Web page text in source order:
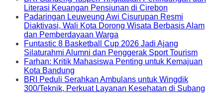
Literasi Keuangan Pensiunan di Cirebon
Padaringan Leuweung Awi Cisurupan Resmi
Diaktivasi, Wali Kota Dorong Wisata Berbasis Alam
dan Pemberdayaan Warga
Funtastic 8 Basketball Cup 2026 Jadi Ajang
Silaturahmi Alumni dan Penggerak Sport Tourism
Farhan: Kritik Mahasiswa Penting untuk Kemajuan
Kota Bandung
BRI Peduli Serahkan Ambulans untuk Wingdik
300/Teknik, Perkuat Layanan Kesehatan di Subang